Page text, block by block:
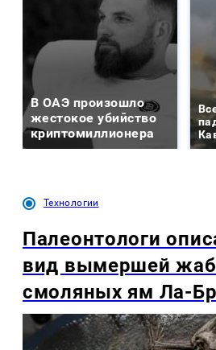
В ОАЭ произошло
жестокое убийство
криптомиллионера
Технологии
Палеонтологи
вид вымершей
смоляных ям Ла-